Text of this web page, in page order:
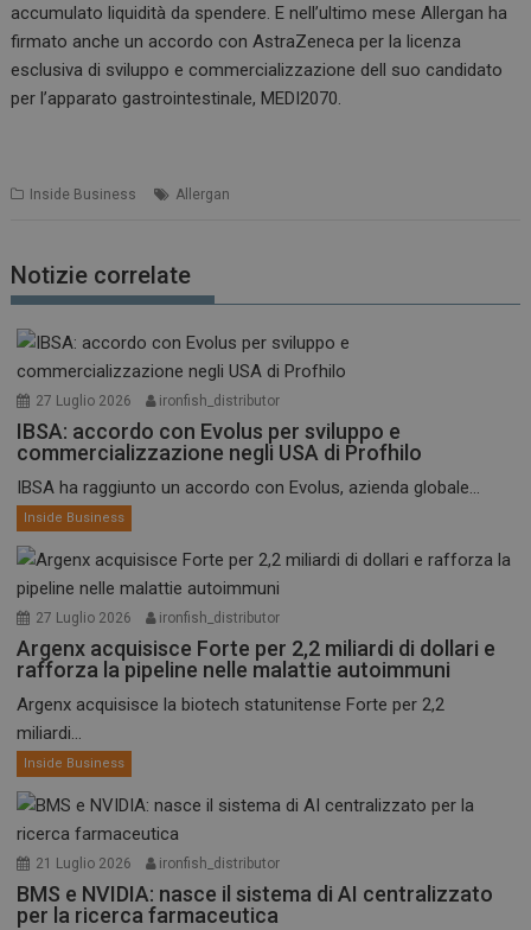
accumulato liquidità da spendere. E nell’ultimo mese Allergan ha
firmato anche un accordo con AstraZeneca per la licenza
esclusiva di sviluppo e commercializzazione dell suo candidato
per l’apparato gastrointestinale, MEDI2070.
Inside Business Allergan
Notizie correlate
27 Luglio 2026 ironfish_distributor
IBSA: accordo con Evolus per sviluppo e
commercializzazione negli USA di Profhilo
IBSA ha raggiunto un accordo con Evolus, azienda globale...
Inside Business
27 Luglio 2026 ironfish_distributor
Argenx acquisisce Forte per 2,2 miliardi di dollari e
rafforza la pipeline nelle malattie autoimmuni
Argenx acquisisce la biotech statunitense Forte per 2,2
miliardi...
Inside Business
21 Luglio 2026 ironfish_distributor
BMS e NVIDIA: nasce il sistema di AI centralizzato
per la ricerca farmaceutica